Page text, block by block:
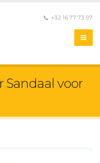
+32 16 77 73 97
Sandaal voor